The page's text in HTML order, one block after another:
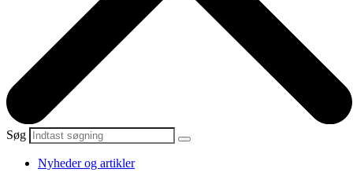
Søg
Nyheder og artikler